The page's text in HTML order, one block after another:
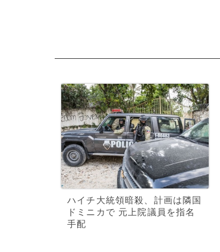
ハイチ大統領暗殺、計画は隣国
ドミニカで 元上院議員を指名
手配